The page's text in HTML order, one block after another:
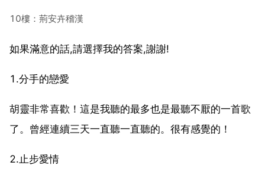
10樓：荊安卉稽漢
如果滿意的話,請選擇我的答案,謝謝!
1.分手的戀愛
胡靈非常喜歡！這是我聽的最多也是最聽不厭的一首歌
了。曾經連續三天一直聽一直聽的。很有感覺的！
2.止步愛情